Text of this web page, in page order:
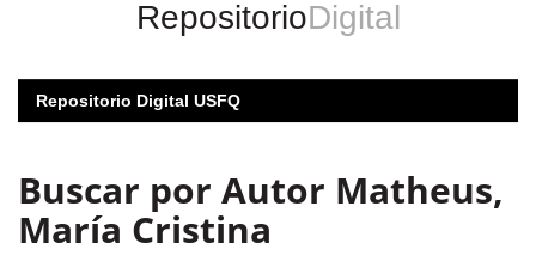
RepositorioDigital
Repositorio Digital USFQ
Buscar por Autor Matheus,
María Cristina